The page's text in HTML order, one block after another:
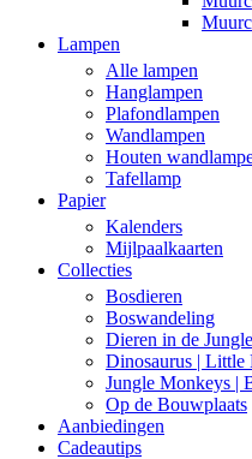
Lampen
Alle lampen
Hanglampen
Plafondlampen
Wandlampen
Houten
Tafellamp
Papier
Kalenders
Mijlpaalkaarten
Collecties
Bosdieren
Boswandeling
Dieren in de
Dinosaurus | Little
Jungle Monkeys |
Op de Bouwplaats
Aanbiedingen
Cadeautips